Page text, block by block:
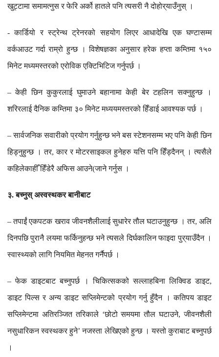
खुट्टामासमामत्नुसरफेरिअर्कोहातलेपनित्यसरीनैदोहोर्याउँनुस् ।
-कार्डियो र स्ट्रेन्थ ट्रेनरको सहयोग लिएर आधादेखि एक घण्टासम्म
वर्कआउट गर्दा राम्रो हुन्छ । विशेषज्ञका अनुसार हरेक हप्ता कम्तिमा १५०
मिनेटमध्यमस्तरकोएरोविकएक्टिभिटिजगर्नुपर्छ ।
–केही छिन कुकुरलाई घुमाउने बहानामा केही बेर टहलिन सक्नुहुन्छ
।
शरिरलाईदैनिककम्तिमा ३० मिनेटमध्ययमस्तरकोहिँडाईआवश्यकपर्छ ।
–सार्वजनिकसवारीकोप्रयोगगर्नुहुन्छभनेबसस्टेशनसम्मभएपनिकेहीछिन
हिड्नुहुन्छ । तर,कार र मोटरसाइकल हुनेहरु यत्ति पनि हिँड्दैनन् । त्यसैले
कहिलेकाहीँहिँडेरैअफिसआउने(जानेगर्नुस ।
३.बच्नुस्अस्वस्थकरबानीबाट
–तपाईंएकपटकखरावजीवनशैलीलाईसुधारेरतौल घटाउनुहुन्छ । तर,अलि
दिनपछि पुरानै लयमा फर्किनुहन्छ भने त्यसले दिर्घकालिन फाइदा पुर्याउँदैन ।
स्वास्थ्यकोलागिनियमितमेहनतगर्नैपर्छ ।
–फेक डाइटबाट बच्नुपर्छ । चिकित्सकको सल्लाहबिना लिक्विड डाइट,
डाइट पिल्स र अन्य डाइट सप्लिमेन्टको प्रयोग गर्नु हुँदैन । कतिपय डाइट
सप्लिमेन्टमा अतिरञ्जित तरिकाले‘छोटो समयमा तौल घटाउने,जीवनशैली
नसुधारिकनस्वस्थकरहुने’नजस्ता लेखिएकोहुन्छ । यस्तोकुराबाटबच्नुपर्छ
।